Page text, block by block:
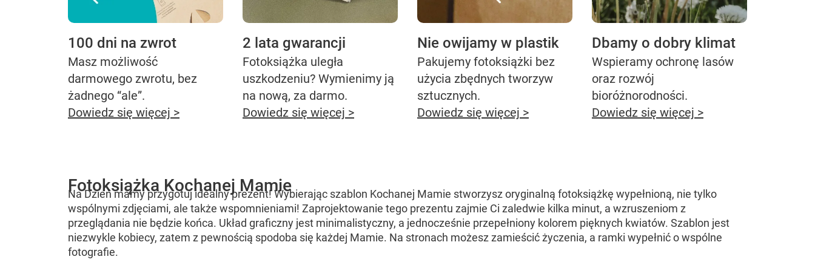
100 dni na zwrot
Masz możliwość
darmowego zwrotu, bez
żadnego “ale”.
Dowiedz się więcej >
2 lata gwarancji
Fotoksiążka uległa
uszkodzeniu? Wymienimy ją
na nową, za darmo.
Dowiedz się więcej >
Nie owijamy w plastik
Pakujemy fotoksiążki bez
użycia zbędnych tworzyw
sztucznych.
Dowiedz się więcej >
Dbamy o dobry klimat
Wspieramy ochronę lasów
oraz rozwój
bioróżnorodności.
Dowiedz się więcej >
Fotoksiążka Kochanej Mamie
Na Dzień mamy przygotuj idealny prezent! Wybierając szablon Kochanej Mamie stworzysz oryginalną fotoksiążkę wypełnioną, nie tylko
wspólnymi zdjęciami, ale także wspomnieniami! Zaprojektowanie tego prezentu zajmie Ci zaledwie kilka minut, a wzruszeniom z
przeglądania nie będzie końca. Układ graficzny jest minimalistyczny, a jednocześnie przepełniony kolorem pięknych kwiatów. Szablon jest
niezwykle kobiecy, zatem z pewnością spodoba się każdej Mamie. Na stronach możesz zamieścić życzenia, a ramki wypełnić o wspólne
fotografie.